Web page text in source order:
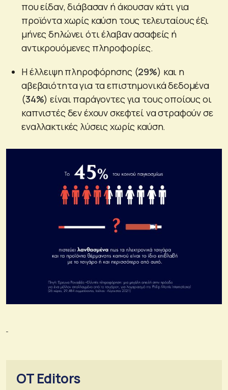
που είδαν, διάβασαν ή άκουσαν κάτι για
προϊόντα χωρίς καύση τους τελευταίους έξι
μήνες δηλώνει ότι έλαβαν ασαφείς ή
αντικρουόμενες πληροφορίες.
Η έλλειψη πληροφόρησης (29%) και η
αβεβαιότητα για τα επιστημονικά δεδομένα
(34%) είναι παράγοντες για τους οποίους οι
καπνιστές δεν έχουν σκεφτεί να στραφούν σε
εναλλακτικές λύσεις χωρίς καύση.
OT Editors